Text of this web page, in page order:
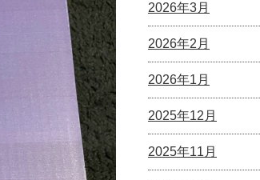
2026年3月
2026年2月
2026年1月
2025年12月
2025年11月